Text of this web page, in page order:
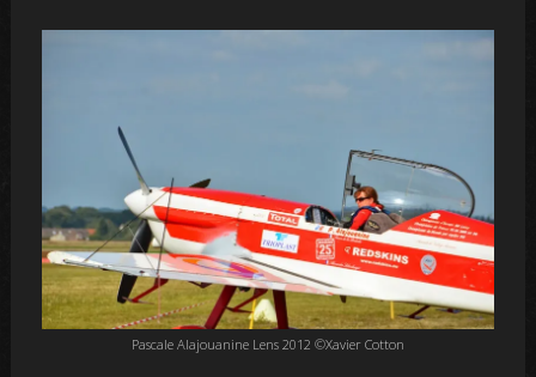
Pascale Alajouanine Lens 2012 ©Xavier Cotton